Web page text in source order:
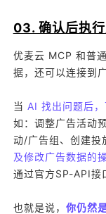
03. 确认后执
优麦云 MCP 和普
据，还可以连接到
当 AI 找出问题后
如：调整广告活动
动/广告组、创建投
及修改广告数据的
通过官方SP-API接
也就是说， 你仍然